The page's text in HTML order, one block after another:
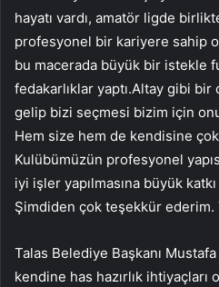
hayatı vardı, amatör ligde
profesyonel bir kariyere sahip
bu macerada büyük bir istekle
fedakarlıklar yaptı.Altay gibi bir
gelip bizi seçmesi bizim için
Hem size hem de kendisine
Kulübümüzün profesyonel
iyi işler yapılmasına büyük
Şimdiden çok teşekkür ederim.
Talas Belediye Başkanı
kendine has hazırlık